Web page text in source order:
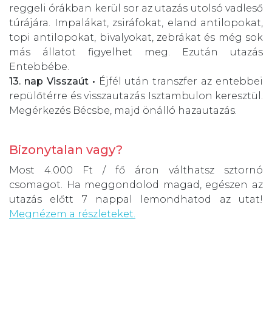
reggeli órákban kerül sor az utazás utolsó vadleső
túrájára. Impalákat, zsiráfokat, eland antilopokat,
topi antilopokat, bivalyokat, zebrákat és még sok
más állatot figyelhet meg. Ezután utazás
Entebbébe.
13. nap Visszaút • Éjfél után transzfer az entebbei
repülőtérre és visszautazás Isztambulon keresztül.
Megérkezés Bécsbe, majd önálló hazautazás.
Bizonytalan vagy?
Most 4.000 Ft / fő áron válthatsz sztornó
csomagot. Ha meggondolod magad, egészen az
utazás előtt 7 nappal lemondhatod az utat!
Megnézem a részleteket.